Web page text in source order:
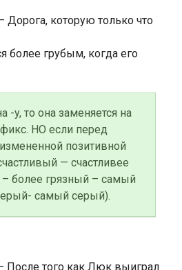
Дорога, которую только что
более грубым, когда его
-y, то она заменяется на
НО если перед
позитивной
— счастливее
более грязный – самый
самый серый).
После того как Люк выиграл